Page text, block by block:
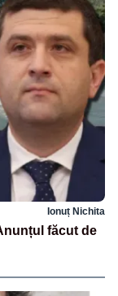
Ionuț Nichita
făcut de